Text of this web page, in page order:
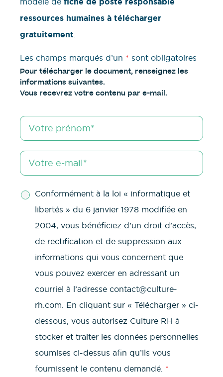
ressources humaines à télécharger
gratuitement
Les champs marqués d’un * sont obligatoires
Pour télécharger le document, renseignez les
informations suivantes.
Vous recevrez votre contenu par e-mail.
Conformément à la loi « informatique et
libertés » du 6 janvier 1978 modifiée en
2004, vous bénéficiez d’un droit d’accès,
de rectification et de suppression aux
informations qui vous concernent que
vous pouvez exercer en adressant un
courriel à l’adresse contact@culture-
rh.com. En cliquant sur « Télécharger » ci-
dessous, vous autorisez Culture RH à
stocker et traiter les données personnelles
soumises ci-dessus afin qu’ils vous
fournissent le contenu demandé. *